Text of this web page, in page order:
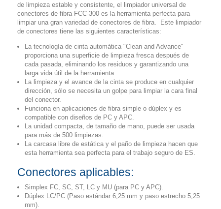
de limpieza estable y consistente, el limpiador universal de
conectores de fibra FCC-300 es la herramienta perfecta para
limpiar una gran variedad de conectores de fibra. Este limpiador
de conectores tiene las siguientes características:
La tecnología de cinta automática "Clean and Advance"
proporciona una superficie de limpieza fresca después de
cada pasada, eliminando los residuos y garantizando una
larga vida útil de la herramienta.
La limpieza y el avance de la cinta se produce en cualquier
dirección, sólo se necesita un golpe para limpiar la cara final
del conector.
Funciona en aplicaciones de fibra simple o dúplex y es
compatible con diseños de PC y APC.
La unidad compacta, de tamaño de mano, puede ser usada
para más de 500 limpiezas.
La carcasa libre de estática y el paño de limpieza hacen que
esta herramienta sea perfecta para el trabajo seguro de ES.
Conectores aplicables:
Simplex FC, SC, ST, LC y MU (para PC y APC).
Dúplex LC/PC (Paso estándar 6,25 mm y paso estrecho 5,25
mm).